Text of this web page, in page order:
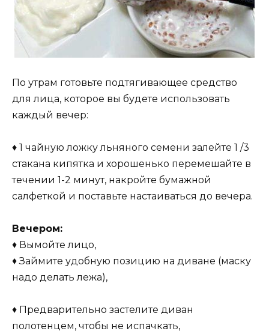
По утрам готовьте подтягивающее средство
для лица, которое вы будете использовать
каждый вечер:
♦ 1 чайную ложку льняного семени залейте 1 /3
стакана кипятка и хорошенько перемешайте в
течении 1-2 минут, накройте бумажной
салфеткой и поставьте настаиваться до вечера.
Вечером:
♦ Вымойте лицо,
♦ Займите удобную позицию на диване (маску
надо делать лежа),
♦ Предварительно застелите диван
полотенцем, чтобы не испачкать,